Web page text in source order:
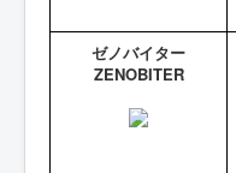
ゼノバイター
ZENOBITER